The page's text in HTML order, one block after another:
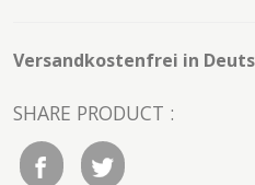
Versandkostenfrei in
SHARE PRODUCT :